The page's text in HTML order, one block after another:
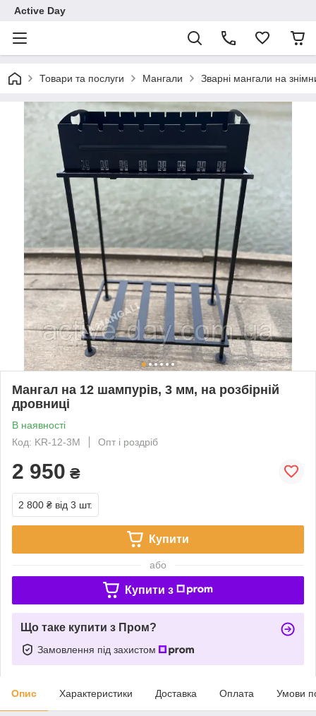
Active Day
Товари та послуги Мангали Зварні мангали на
Мангал на 12 шампурів, 3 мм, на розбірній
дровниці
В наявності
Код: KR-12-3M
Опт і роздріб
2 950 ₴
2 800 ₴ від 3 шт.
Купити
або
Купити з
Що таке купити з Пром?
Замовлення під захистом
Опис Характеристики Доставка Оплата Умови